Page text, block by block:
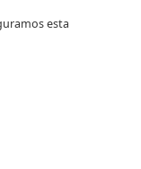
esta